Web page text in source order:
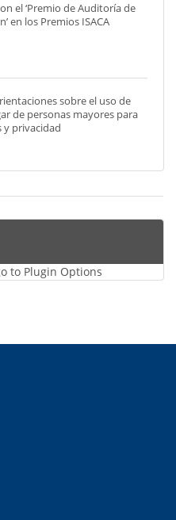
el ‘Premio de Auditoría de
en los Premios ISACA
sobre el uso de
de personas mayores para
privacidad
to Plugin Options